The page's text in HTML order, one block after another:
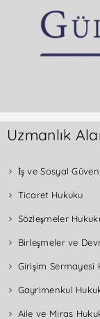
Uzmanlık
İş ve Sosyal
Ticaret Hukuku
Sözleşmeler
Birleşmeler ve
Girişim Sermayesi
Gayrimenkul
Aile ve Miras